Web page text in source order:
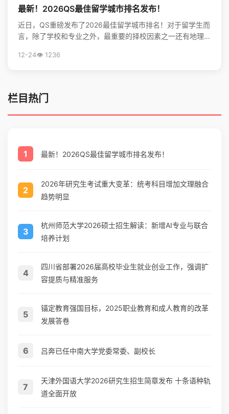
最新！2026QS最佳留学城市排名发布！
近日，QS重磅发布了2026最佳留学城市排名！对于留学生而
言，除了学校和专业之外，最重要的择校因素之一还有地理位
12-24👁️ 1236
栏目热门
1 最新！2026QS最佳留学城市排名发布！
2
2026年研究生考试重大变革：统考科目增加文理融合
趋势明显
3
杭州师范大学2026硕士招生解读：新增AI专业与联合
培养计划
4
四川省部署2026届高校毕业生就业创业工作，强调扩
容提质与精准服务
5
锚定教育强国目标，2025职业教育和成人教育的改革
发展答卷
6 吕奔已任中南大学党委常委、副校长
7
天津外国语大学2026研究生招生简章发布 十条语种轨
道全面开放